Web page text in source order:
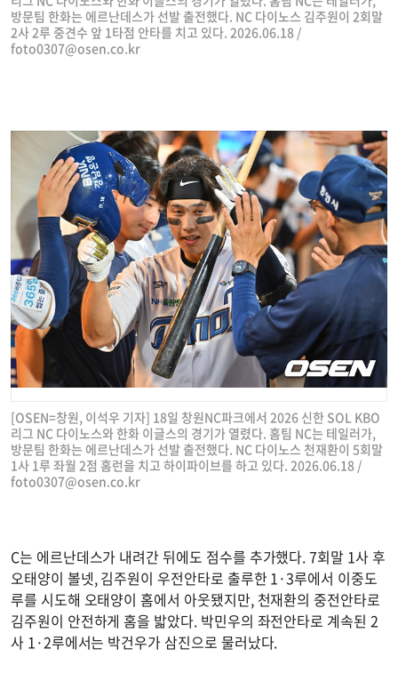
방문팀 한화는 에르난데스가 선발 출전했다. NC 다이노스 김주원이 2회말
2사 2루 중견수 앞 1타점 안타를 치고 있다. 2026.06.18 /
foto0307@osen.co.kr
[OSEN=창원, 이석우 기자] 18일 창원NC파크에서 2026 신한 SOL KBO
리그 NC 다이노스와 한화 이글스의 경기가 열렸다. 홈팀 NC는 테일러가,
방문팀 한화는 에르난데스가 선발 출전했다. NC 다이노스 천재환이 5회말
1사 1루 좌월 2점 홈런을 치고 하이파이브를 하고 있다. 2026.06.18 /
foto0307@osen.co.kr
C는 에르난데스가 내려간 뒤에도 점수를 추가했다. 7회말 1사 후
오태양이 볼넷, 김주원이 우전안타로 출루한 1·3루에서 이중도
루를 시도해 오태양이 홈에서 아웃됐지만, 천재환의 중전안타로
김주원이 안전하게 홈을 밟았다. 박민우의 좌전안타로 계속된 2
사 1·2루에서는 박건우가 삼진으로 물러났다.